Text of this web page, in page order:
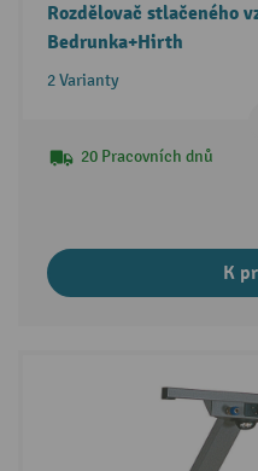
Rozdělovač stlačeného
Bedrunka+Hirth
2 Varianty
20 Pracovních dnů
K